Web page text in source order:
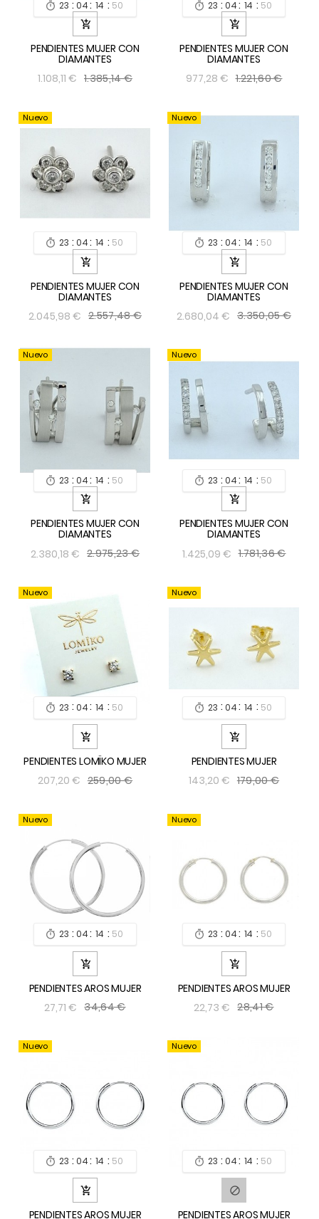
 23 : 04: 14 : 49

PENDIENTES MUJER CON
DIAMANTES
1.108,11 € 1.385,14 €
 23 : 04: 14 : 49

PENDIENTES MUJER CON
DIAMANTES
977,28 € 1.221,60 €
Nuevo
 23 : 04: 14 : 49

PENDIENTES MUJER CON
DIAMANTES
2.045,98 € 2.557,48 €
Nuevo
 23 : 04: 14 : 49

PENDIENTES MUJER CON
DIAMANTES
2.680,04 € 3.350,05 €
Nuevo
 23 : 04: 14 : 49

PENDIENTES MUJER CON
DIAMANTES
2.380,18 € 2.975,23 €
Nuevo
 23 : 04: 14 : 49

PENDIENTES MUJER CON
DIAMANTES
1.425,09 € 1.781,36 €
Nuevo
 23 : 04: 14 : 49

PENDIENTES LOMÏKO MUJER
207,20 € 259,00 €
Nuevo
 23 : 04: 14 : 49

PENDIENTES MUJER
143,20 € 179,00 €
Nuevo
 23 : 04: 14 : 49

PENDIENTES AROS MUJER
27,71 € 34,64 €
Nuevo
 23 : 04: 14 : 49

PENDIENTES AROS MUJER
22,73 € 28,41 €
Nuevo
 23 : 04: 14 : 49

PENDIENTES AROS MUJER
Nuevo
 23 : 04: 14 : 49

PENDIENTES AROS MUJER